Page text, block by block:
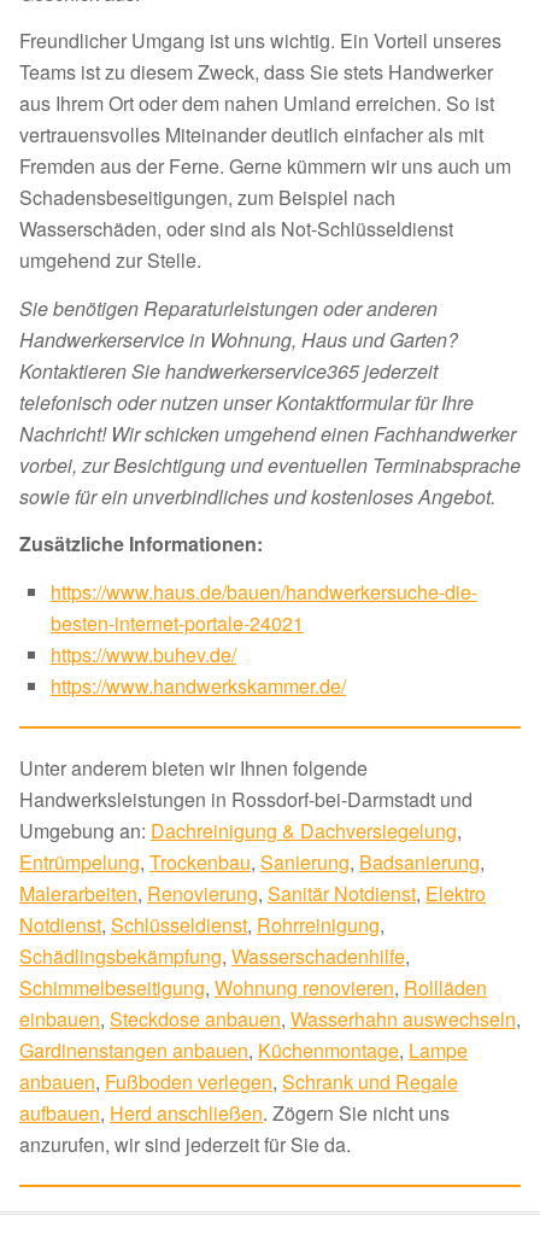
Freundlicher Umgang ist uns wichtig. Ein Vorteil unseres
Teams ist zu diesem Zweck, dass Sie stets Handwerker
aus Ihrem Ort oder dem nahen Umland erreichen. So ist
vertrauensvolles Miteinander deutlich einfacher als mit
Fremden aus der Ferne. Gerne kümmern wir uns auch um
Schadensbeseitigungen, zum Beispiel nach
Wasserschäden, oder sind als Not-Schlüsseldienst
umgehend zur Stelle.
Sie benötigen Reparaturleistungen oder anderen
Handwerkerservice in Wohnung, Haus und Garten?
Kontaktieren Sie handwerkerservice365 jederzeit
telefonisch oder nutzen unser Kontaktformular für Ihre
Nachricht! Wir schicken umgehend einen Fachhandwerker
vorbei, zur Besichtigung und eventuellen Terminabsprache
sowie für ein unverbindliches und kostenloses Angebot.
Zusätzliche Informationen:
https://www.haus.de/bauen/handwerkersuche-die-
besten-internet-portale-24021
https://www.buhev.de/
https://www.handwerkskammer.de/
Unter anderem bieten wir Ihnen folgende
Handwerksleistungen in Rossdorf-bei-Darmstadt und
Umgebung an: Dachreinigung & Dachversiegelung,
Entrümpelung, Trockenbau, Sanierung, Badsanierung,
Malerarbeiten, Renovierung, Sanitär Notdienst, Elektro
Notdienst, Schlüsseldienst, Rohrreinigung,
Schädlingsbekämpfung, Wasserschadenhilfe,
Schimmelbeseitigung, Wohnung renovieren, Rollläden
einbauen, Steckdose anbauen, Wasserhahn auswechseln,
Gardinenstangen anbauen, Küchenmontage, Lampe
anbauen, Fußboden verlegen, Schrank und Regale
aufbauen, Herd anschließen. Zögern Sie nicht uns
anzurufen, wir sind jederzeit für Sie da.